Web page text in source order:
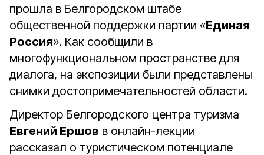
прошла в Белгородском штабе
общественной поддержки партии «Единая
Россия». Как сообщили в
многофункциональном пространстве для
диалога, на экспозиции были представлены
снимки достопримечательностей области.
Директор Белгородского центра туризма
Евгений Ершов в онлайн-лекции
рассказал о туристическом потенциале